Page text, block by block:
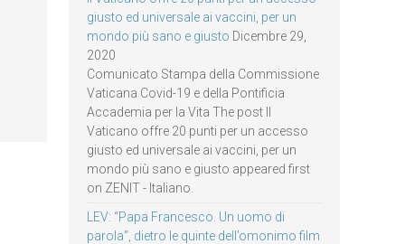
giusto ed universale ai vaccini, per un
mondo più sano e giusto Dicembre 29,
2020
Comunicato Stampa della Commissione
Vaticana Covid-19 e della Pontificia
Accademia per la Vita The post Il
Vaticano offre 20 punti per un accesso
giusto ed universale ai vaccini, per un
mondo più sano e giusto appeared first
on ZENIT - Italiano.
LEV: “Papa Francesco. Un uomo di
parola”, dietro le quinte dell’omonimo film